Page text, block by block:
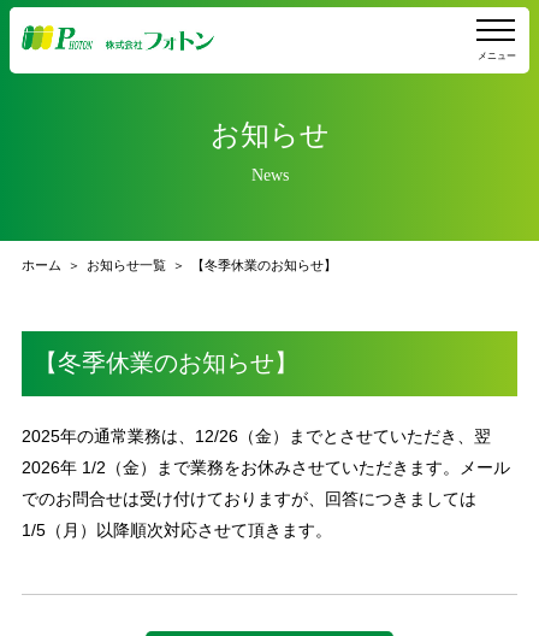
メニュー
お知らせ
News
ホーム お知らせ一覧 【冬季休業のお知らせ】
【冬季休業のお知らせ】
2025年の通常業務は、12/26（金）までとさせていただき、翌
2026年 1/2（金）まで業務をお休みさせていただきます。メール
でのお問合せは受け付けておりますが、回答につきましては
1/5（月）以降順次対応させて頂きます。